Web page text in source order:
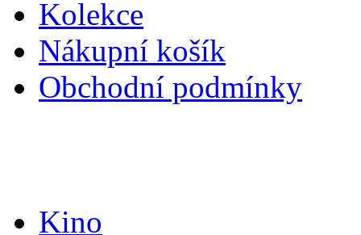
Kolekce
Nákupní košík
Obchodní podmínky
Kino